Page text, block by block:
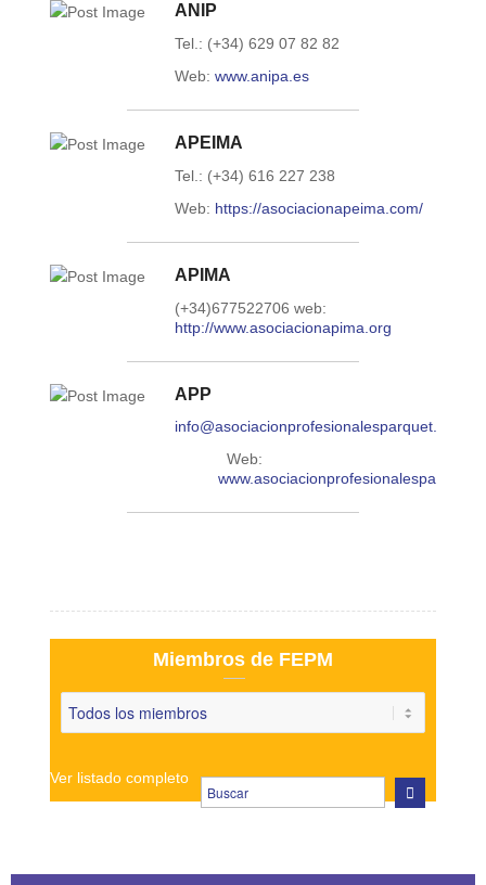
ANIP
Tel.: (+34) 629 07 82 82
Web:www.anipa.es
APEIMA
Tel.: (+34) 616 227 238
Web: https://asociacionapeima.com/
APIMA
(+34)677522706 web:
http://www.asociacionapima.org
APP
info@asociacionprofesionalesparquet.com
Web:
Miembros de FEPM
Ver listado completo